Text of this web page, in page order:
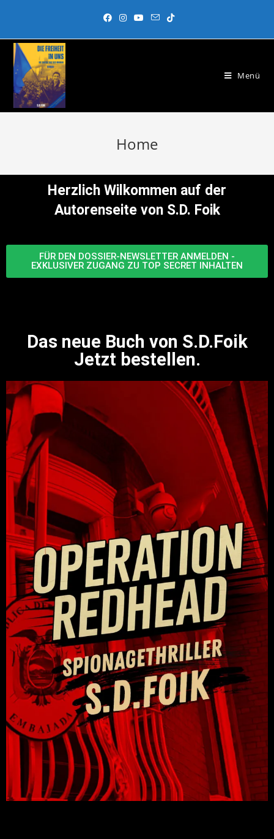
Menü
Home
Herzlich Wilkommen auf der
Autorenseite von S.D. Foik
FÜR DEN DOSSIER-NEWSLETTER ANMELDEN -
EXKLUSIVER ZUGANG ZU TOP SECRET INHALTEN
Das neue Buch von S.D.Foik
Jetzt bestellen.